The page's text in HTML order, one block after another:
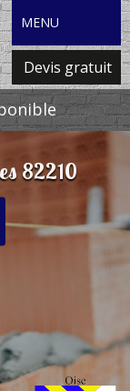
MENU
Devis gratuit
82210